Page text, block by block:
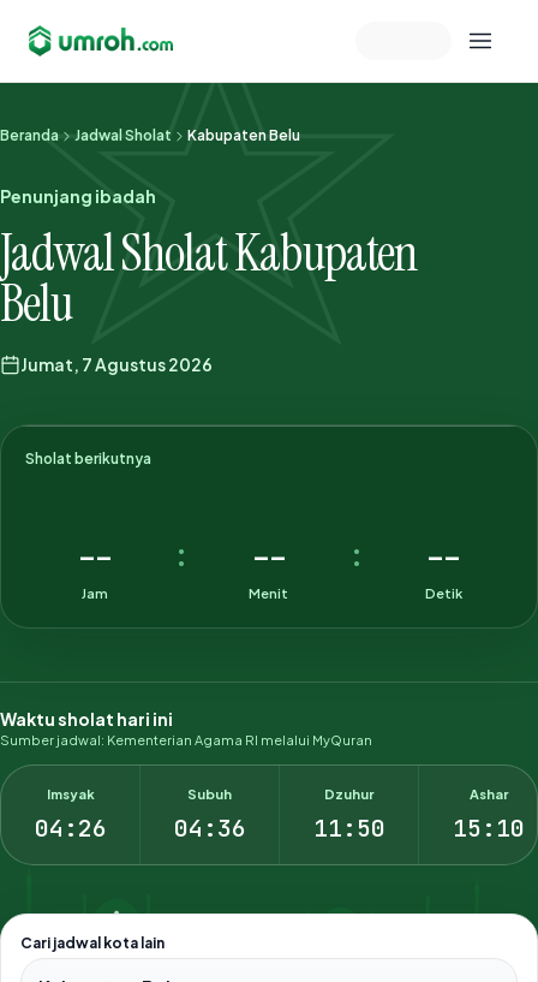
Memeriksa sesi akun
Beranda Jadwal Sholat Kabupaten Belu
Penunjang ibadah
Jadwal Sholat Kabupaten
Belu
Jumat, 7 Agustus 2026
Sholat berikutnya
--
Jam
: --
Menit
: --
Detik
Waktu sholat hari ini
Sumber jadwal: Kementerian Agama RI melalui MyQuran
Imsyak
04:26
Subuh
04:36
Dzuhur
11:50
Ashar
15:10
Cari jadwal kota lain
Pilih salah satu dari 500+ kota dan kabupaten di Indonesia.